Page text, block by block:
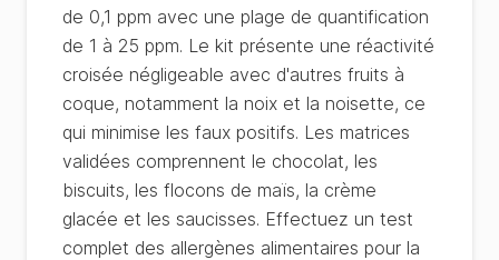
de 0,1 ppm avec une plage de quantification
de 1 à 25 ppm. Le kit présente une réactivité
croisée négligeable avec d'autres fruits à
coque, notamment la noix et la noisette, ce
qui minimise les faux positifs. Les matrices
validées comprennent le chocolat, les
biscuits, les flocons de maïs, la crème
glacée et les saucisses. Effectuez un test
complet des allergènes alimentaires pour la